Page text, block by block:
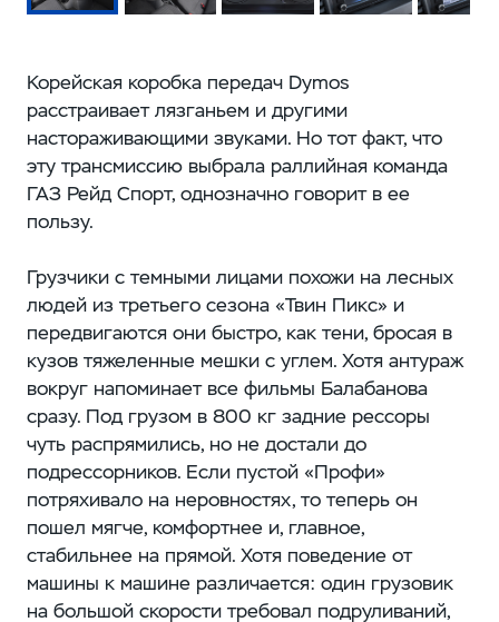
Корейская коробка передач Dymos
расстраивает лязганьем и другими
настораживающими звуками. Но тот факт, что
эту трансмиссию выбрала раллийная команда
ГАЗ Рейд Спорт, однозначно говорит в ее
пользу.
Грузчики с темными лицами похожи на лесных
людей из третьего сезона «Твин Пикс» и
передвигаются они быстро, как тени, бросая в
кузов тяжеленные мешки с углем. Хотя антураж
вокруг напоминает все фильмы Балабанова
сразу. Под грузом в 800 кг задние рессоры
чуть распрямились, но не достали до
подрессорников. Если пустой «Профи»
потряхивало на неровностях, то теперь он
пошел мягче, комфортнее и, главное,
стабильнее на прямой. Хотя поведение от
машины к машине различается: один грузовик
на большой скорости требовал подруливаний,